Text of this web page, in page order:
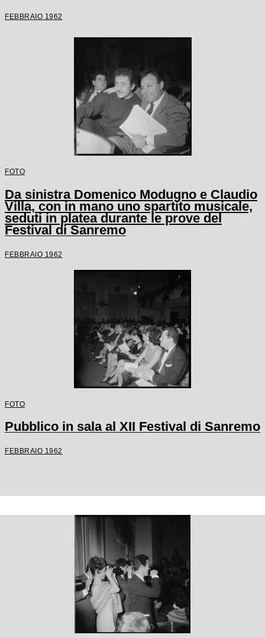
FEBBRAIO 1962
FOTO
Da sinistra Domenico Modugno e Claudio
Villa, con in mano uno spartito musicale,
seduti in platea durante le prove del
Festival di Sanremo
FEBBRAIO 1962
FOTO
Pubblico in sala al XII Festival di Sanremo
FEBBRAIO 1962